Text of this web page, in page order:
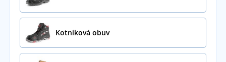
Kotníková obuv